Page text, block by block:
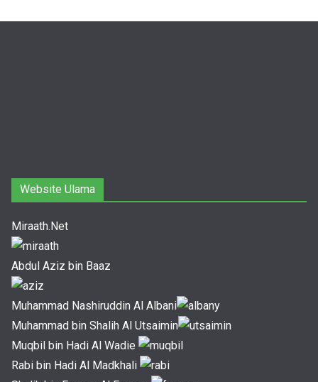
Website Ulama
Miraath.Net
Abdul Aziz bin Baaz
Muhammad Nashiruddin Al Albani
Muhammad bin Shalih Al Utsaimin
Muqbil bin Hadi Al Wadie
Rabi bin Hadi Al Madkhali